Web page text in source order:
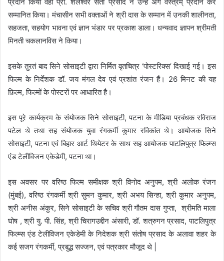
सम्मानित किया। मंचासीन सभी वक्ताओं ने श्री दास के सम्मान में उनकी शालीनता,
सहजता,सहयोग भावना एवं ज्ञान भंडार पर प्रकाश डाला। धन्यवाद ज्ञापन श्रीमती
मिनती चकलानविस ने किया।
इसके तुरतं बाद सिने सोसाइटी द्वारा निर्मित वृतचित्र ‘पोस्टरिक्स’दिखाई गई। इस
फिल्म के निर्देशक डॉ. जय मंगल देव एवं प्रशांत रंजन हैं। 26 मिनट की यह
फ़िल्म,फिल्मोंके पोस्टरों पर आधारित है।
इस पूरे कार्यक्रम के संयोजक सिने सोसाइटी,पटना के मीडिया प्रबंधक रविराज
पटेल थे तथा सह संयोजक युवा रंगकर्मी कुमार रविकांत थे। आयोजक सिने
सोसाइटी,पटना एवं बिहार आर्ट थियेटर के साथ सह आयोजक पाटलिपुत्र फिल्म्स
एंड टेलीविजन एकेडेमी,पटना था।
इस अवसर पर वरिष्ठ फिल्म समीक्षक श्री विनोद अनुपम,श्री अलोक रंजन
(मुंबई),वरिष्ठ रंगकर्मी श्री सुमन कुमार,श्री अभय सिन्हा,श्री कुमार अनुपम,
श्री अनीस अंकुर,सिने सोसाइटी के सचिव श्री गौतम दास गुप्ता, श्रीमति माला
घोष ,श्री यु. पी. सिंह,श्री चिरागउद्दीन अंसारी,डॉ. शत्रुगन प्रसाद, पाटलिपुत्र
फिल्म्स एंड टेलीविजन एकेडेमी के निदेशक श्री संतोष प्रसादके अलावा शहर के
कई सजग रंगकर्मी,प्रबुद्ध सज्जन,एवं पत्रकार मौजूद थे